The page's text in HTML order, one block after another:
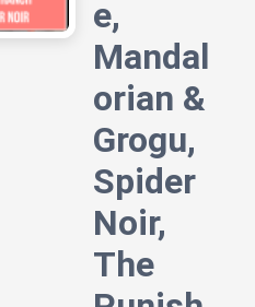
e,
Mandal
orian &
Grogu,
Spider
Noir,
The